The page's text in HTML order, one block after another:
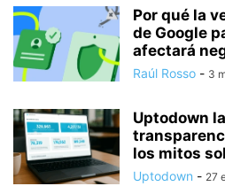
Por qué la
de Google
afectará
Raúl Rosso - 3
Uptodown
los mitos
Uptodown - 27